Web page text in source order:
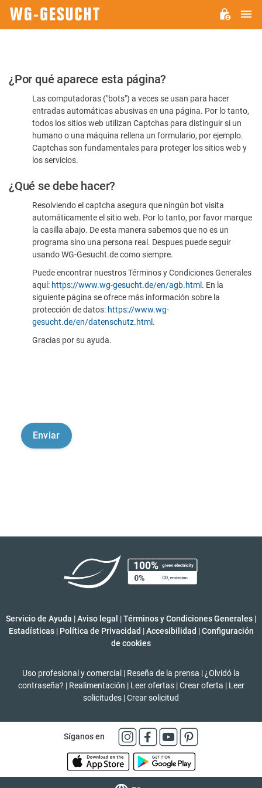
Por
favor,
confirme
humano
¿Por qué aparece esta página?
Las computadoras ("bots") a veces se usan para hacer
entradas automáticas abusivas en una página. Por lo tanto,
todos los sitios web utilizan Captchas para distinguir si un
humano o una máquina rellena un formulario, por ejemplo.
Captchas son fundamentales para proteger los sitios web y
los servicios.
¿Qué se debe hacer?
Resolviendo el captcha asegura que ningún bot visita
automáticamente el sitio web. Por lo tanto, por favor marque
la casilla abajo. De esta manera sabemos que no es un
programa sino una persona real. Despues puede seguir
usando WG-Gesucht.de como siempre.
Puede encontrar nuestros Términos y Condiciones Generales
aquí: https://www.wg-gesucht.de/en/agb.html . En la
siguiente página se ofrece más información sobre la
protección de datos: https://www.wg-
gesucht.de/en/datenschutz.html .
Gracias por su ayuda.
Servicio de Ayuda |Aviso legal |Términos y Condiciones Generales |
Estadísticas | Política de Privacidad | Accesibilidad | Configuración
de cookies
Uso profesional y comercial | Reseña de la prensa | ¿Olvidó la
contraseña? | Realimentación | Leer ofertas | Crear oferta | Leer
solicitudes |Crear solicitud
Síganos en